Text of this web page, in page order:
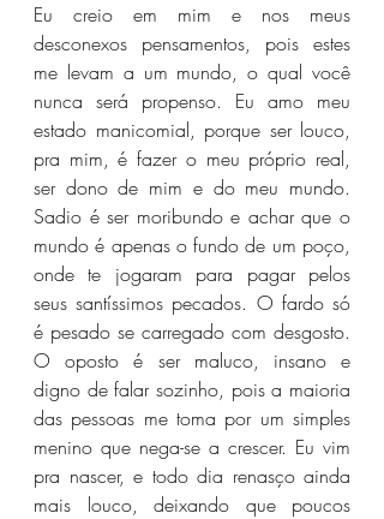
Eu creio em mim e nos meus
desconexos pensamentos, pois estes
me levam a um mundo, o qual você
nunca será propenso. Eu amo meu
estado manicomial, porque ser louco,
pra mim, é fazer o meu próprio real,
ser dono de mim e do meu mundo.
Sadio é ser moribundo e achar que o
mundo é apenas o fundo de um poço,
onde te jogaram para pagar pelos
seus santíssimos pecados. O fardo só
é pesado se carregado com desgosto.
O oposto é ser maluco, insano e
digno de falar sozinho, pois a maioria
das pessoas me toma por um simples
menino que nega-se a crescer. Eu vim
pra nascer, e todo dia renasço ainda
mais louco, deixando que poucos